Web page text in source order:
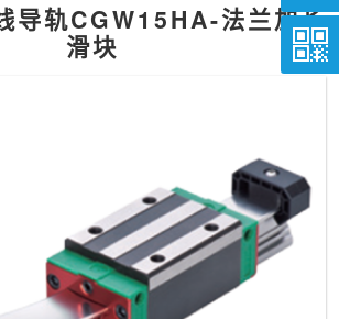
导轨CGW15HA-法兰加长
滑块